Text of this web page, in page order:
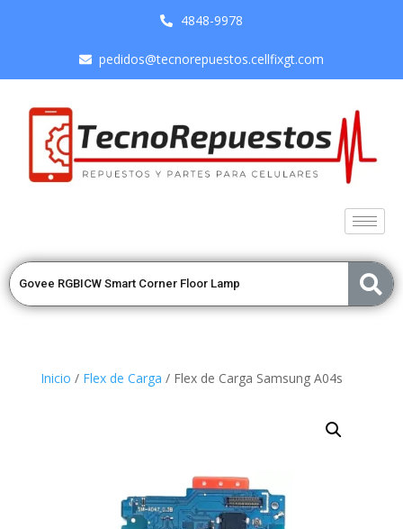
4848-9978
pedidos@tecnorepuestos.cellfixgt.com
Inicio / Flex de Carga / Flex de Carga Samsung A04s